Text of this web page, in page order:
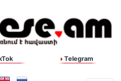
Telegram